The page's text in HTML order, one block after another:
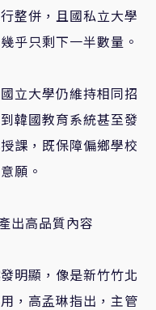
整併，且國私立大學
乎只剩下一半數量。
立大學仍維持相同招
韓國教育系統甚至發
課，既保障偏鄉學校
願。
出高品質內容
明顯，像是新竹竹北
，高孟琳指出，主管